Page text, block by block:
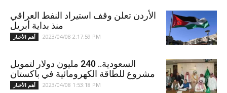
الأردن تعلن وقف استيراد النفط العراقي
منذ بداية أبريل
أهم الأخبار 2023/04/08 2:17:59 PM
السعودية.. 240 مليون دولار لتمويل
مشروع للطاقة الكهرومائية في باكستان
أهم الأخبار 2023/04/08 1:53:18 PM